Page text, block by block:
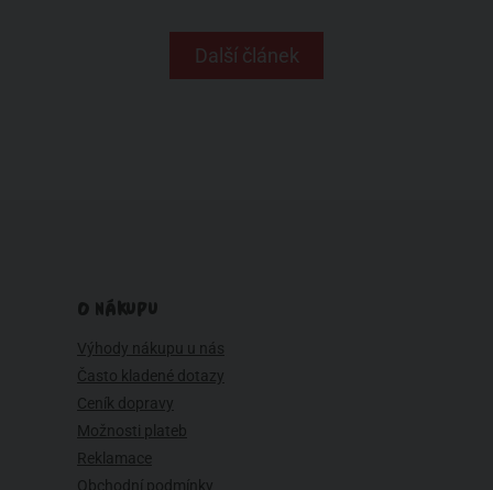
Další článek
O NÁKUPU
Výhody nákupu u nás
Často kladené dotazy
Ceník dopravy
Možnosti plateb
Reklamace
Obchodní podmínky